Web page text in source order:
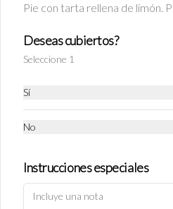
Política de
Haga clic en Aceptar para
Pie con tarta rellena de limón.
Deseas cubiertos?
Seleccione 1
Sí
No
Instrucciones especiales